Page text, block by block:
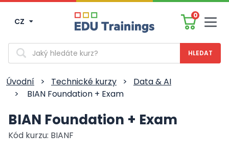
CZ
0
Vyhledávání
Úvodní > Technické kurzy >
Data & AI
>
BIAN Foundation + Exam
BIAN Foundation + Exam
Kód kurzu: BIANF